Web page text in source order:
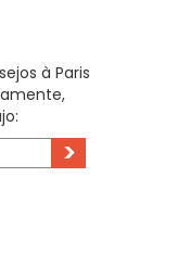
à Paris
>